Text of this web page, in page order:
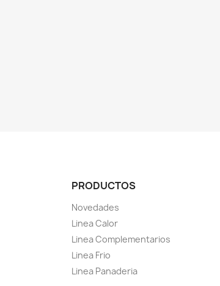
PRODUCTOS
Novedades
Linea Calor
Linea Complementarios
Linea Frio
Linea Panaderia